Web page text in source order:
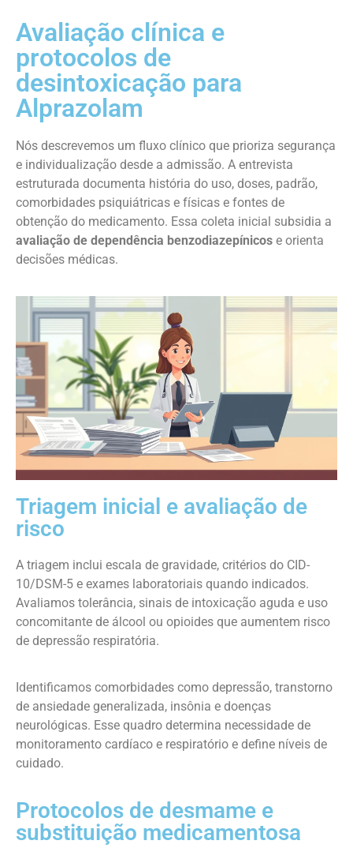
Avaliação clínica e
protocolos de
desintoxicação para
Alprazolam
Nós descrevemos um fluxo clínico que prioriza segurança
e individualização desde a admissão. A entrevista
estruturada documenta história do uso, doses, padrão,
comorbidades psiquiátricas e físicas e fontes de
obtenção do medicamento. Essa coleta inicial subsidia a
avaliação de dependência benzodiazepínicos e orienta
decisões médicas.
Triagem inicial e avaliação de
risco
A triagem inclui escala de gravidade, critérios do CID-
10/DSM-5 e exames laboratoriais quando indicados.
Avaliamos tolerância, sinais de intoxicação aguda e uso
concomitante de álcool ou opioides que aumentem risco
de depressão respiratória.
Identificamos comorbidades como depressão, transtorno
de ansiedade generalizada, insônia e doenças
neurológicas. Esse quadro determina necessidade de
monitoramento cardíaco e respiratório e define níveis de
cuidado.
Protocolos de desmame e
substituição medicamentosa